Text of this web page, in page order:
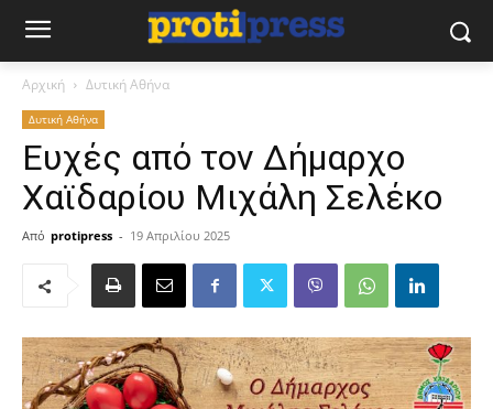
Αρχική Δυτική Αθήνα
Δυτική Αθήνα
Ευχές από τον Δήμαρχο
Χαϊδαρίου Μιχάλη Σελέκο
Από protipress - 19 Απριλίου 2025